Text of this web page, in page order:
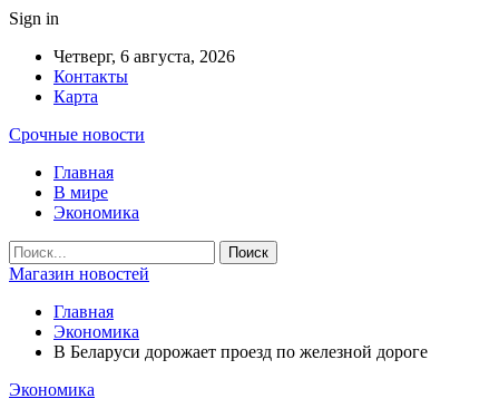
Sign in
Четверг, 6 августа, 2026
Контакты
Карта
Срочные новости
Главная
В мире
Экономика
Магазин новостей
Главная
Экономика
В Беларуси дорожает проезд по железной дороге
Экономика